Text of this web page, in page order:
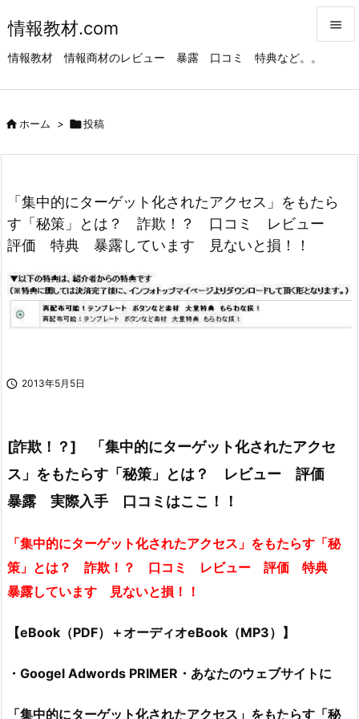
情報教材.com
情報教材 情報商材のレビュー 暴露 口コミ 特典など。。

前へ
次へ
ホーム > 投稿
「集中的にターゲット化されたアクセス」をもたら
す「秘策」とは？ 詐欺！？ 口コミ レビュー
評価 特典 暴露しています 見ないと損！！
 2013年5月5日
[詐欺！？] 「集中的にターゲット化されたアクセ
ス」をもたらす「秘策」とは？ レビュー 評価
暴露 実際入手 口コミはここ！！
「集中的にターゲット化されたアクセス」をもたらす「秘
策」とは？ 詐欺！？ 口コミ レビュー 評価 特典
暴露しています 見ないと損！！
【eBook（PDF）＋オーディオeBook（MP3）】
・Googel Adwords PRIMER・あなたのウェブサイトに
「集中的にターゲット化されたアクセス」をもたらす「秘